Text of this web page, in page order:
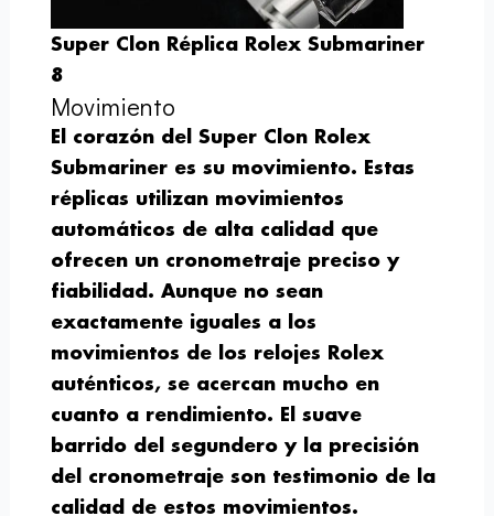
Super Clon Réplica Rolex Submariner
8
Movimiento
El corazón del Super Clon Rolex
Submariner es su movimiento. Estas
réplicas utilizan movimientos
automáticos de alta calidad que
ofrecen un cronometraje preciso y
fiabilidad. Aunque no sean
exactamente iguales a los
movimientos de los relojes Rolex
auténticos, se acercan mucho en
cuanto a rendimiento. El suave
barrido del segundero y la precisión
del cronometraje son testimonio de la
calidad de estos movimientos.